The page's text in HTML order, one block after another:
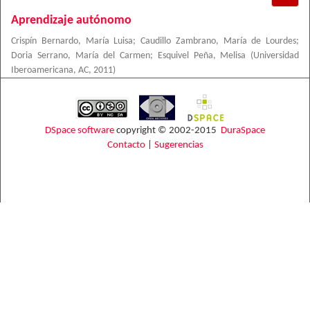
Aprendizaje autónomo
Crispín Bernardo, María Luisa; Caudillo Zambrano, María de Lourdes;
Doria Serrano, María del Carmen; Esquivel Peña, Melisa (Universidad
Iberoamericana, AC, 2011)
DSpace software copyright © 2002-2015 DuraSpace
Contacto| Sugerencias